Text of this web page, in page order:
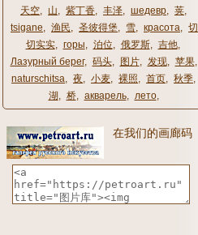
天空, 山, 紫丁香, 丰泽, шедевр, 荚,
tsigane, 渔民, 圣彼得堡, 雪, красота, 切
切实实, горы, 泊位, 俄罗斯, 吉他,
Лазурный берег, 码头, 图片, 发现, 苹果,
naturschitsa, 夜, 小麦, 裸照, 首页, 秋季,
湖, 桥, акварель, лето,
在我们的画廊码